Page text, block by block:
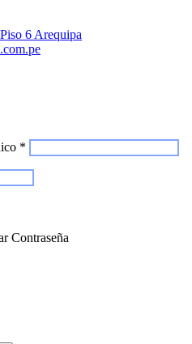
6 Arequipa
*
Contraseña